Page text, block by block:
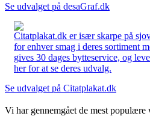
Se udvalget på desaGraf.dk
Citatplakat.dk er især skarpe på
for enhver smag i deres sortiment
gives 30 dages bytteservice, og
her for at se deres udvalg.
Se udvalget på Citatplakat.dk
Vi har gennemgået de mest populære